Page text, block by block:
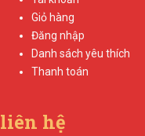
Giỏ hàng
Đăng nhập
Danh sách yêu thích
Thanh toán
liên hệ